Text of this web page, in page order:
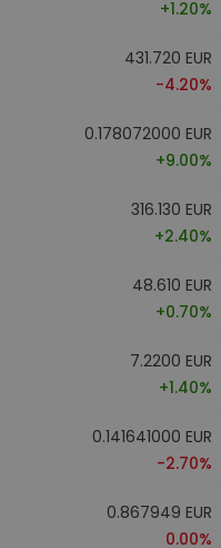
+1.20%
431.720 EUR
-4.20%
0.178072000 EUR
+9.00%
316.130 EUR
+2.40%
48.610 EUR
+0.70%
7.2200 EUR
+1.40%
0.141641000 EUR
-2.70%
0.867949 EUR
0.00%